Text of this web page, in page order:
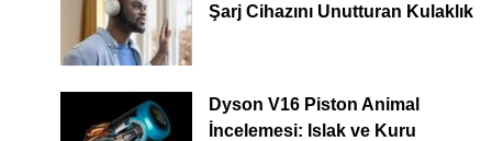
Şarj Cihazını Unutturan Kulaklık
Dyson V16 Piston Animal
İncelemesi: Islak ve Kuru